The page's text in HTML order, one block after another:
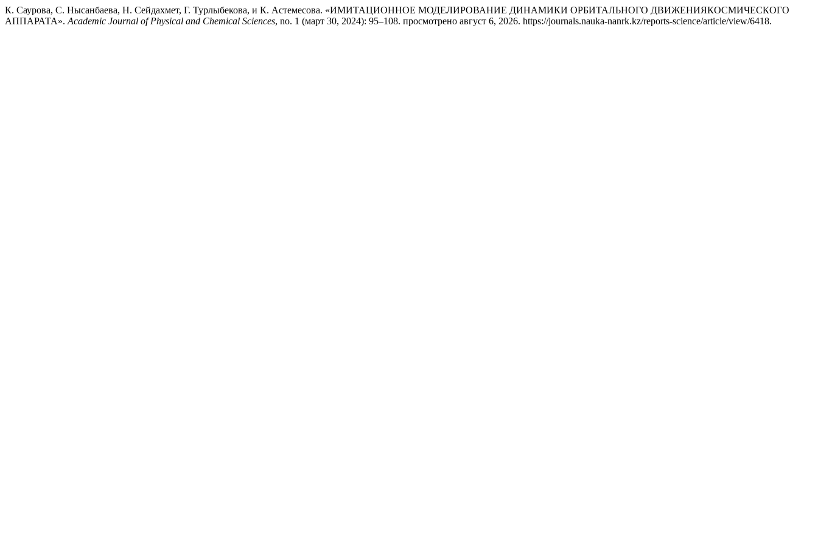
К. Саурова, С. Нысанбаева, Н. Сейдахмет, Г. Турлыбекова, и К. Астемесова. «ИМИТАЦИОННОЕ МОДЕЛИРОВАНИЕ ДИНАМИКИ ОРБИТАЛЬНОГО ДВИЖЕНИЯКОСМИЧЕСКОГО
АППАРАТА». Academic Journal of Physical and Chemical Sciences, no. 1 (март 30, 2024): 95–108. просмотрено август 6, 2026. https://journals.nauka-nanrk.kz/reports-science/article/view/6418.